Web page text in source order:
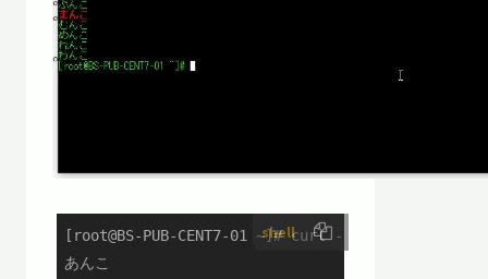
shell
[root@BS-PUB-CENT7-01 ~]# curl -s http://web-
あんこ